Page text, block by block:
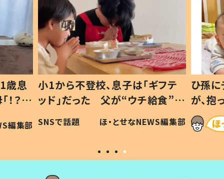
歳息
？」
編集部
小1から不登校、息子は「ギフテ
ッド」だった 父が“ウチ給食”を
作り続ける理由とは #令和の親
#令和の子
SNSで話題 ほ・とせなNEWS編集部
ひ孫
が、
「涙が
い」